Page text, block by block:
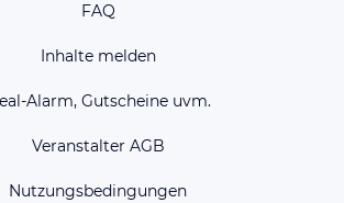
FAQ
Inhalte melden
Alarm, Gutscheine uvm.
Veranstalter AGB
Nutzungsbedingungen